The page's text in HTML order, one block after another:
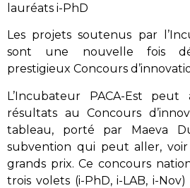
lauréats i-PhD
Les projets soutenus par
sont une nouvelle fois
prestigieux Concours
L’Incubateur PACA-Est peut
résultats au Concours
tableau, porté par Maeva
subvention qui peut aller,
grands prix. Ce concours
trois volets (i-PhD, i-LAB, i-